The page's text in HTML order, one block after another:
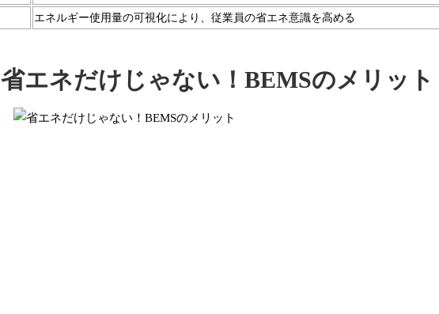
エネルギー使用量の可視化により、従業員の省エネ意識を高める
省エネだけじゃない！BEMSのメリット